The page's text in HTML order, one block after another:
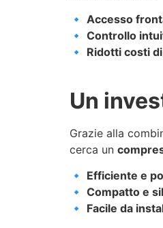
🔹 Accesso
🔹 Controllo
🔹 Ridotti costi
Un
Grazie alla
cerca un
🔹 Efficiente e
🔹 Compatto e
🔹 Facile da